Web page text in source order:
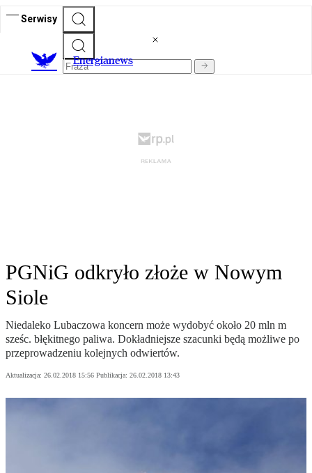
Serwisy
Energianews
PGNiG odkryło złoże w Nowym
Siole
Niedaleko Lubaczowa koncern może wydobyć około 20 mln m
sześc. błękitnego paliwa. Dokładniejsze szacunki będą możliwe po
przeprowadzeniu kolejnych odwiertów.
Aktualizacja: 26.02.2018 15:56 Publikacja: 26.02.2018 13:43